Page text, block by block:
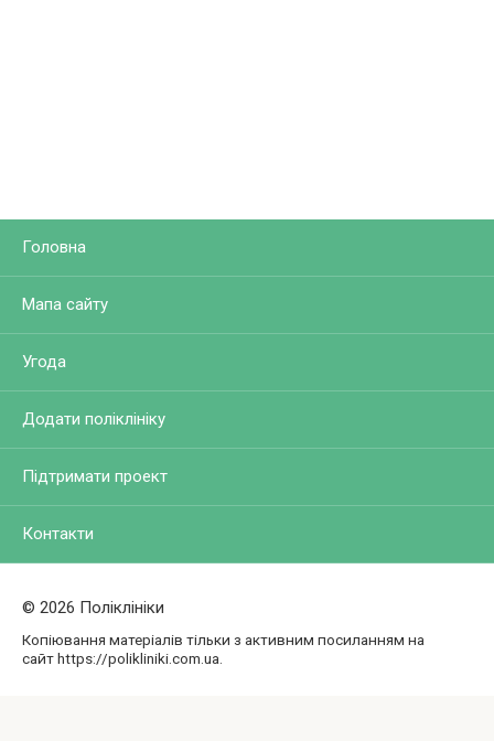
Головна
Мапа сайту
Угода
Додати поліклініку
Підтримати проект
Контакти
© 2026 Поліклініки
Копіювання матеріалів тільки з активним посиланням на
сайт https://polikliniki.com.ua.